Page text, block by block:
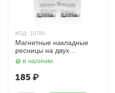
КОД: 10780
Магнитные накладные
ресницы на двух
магнитах 07# HudaBeauty
в наличии
185₽